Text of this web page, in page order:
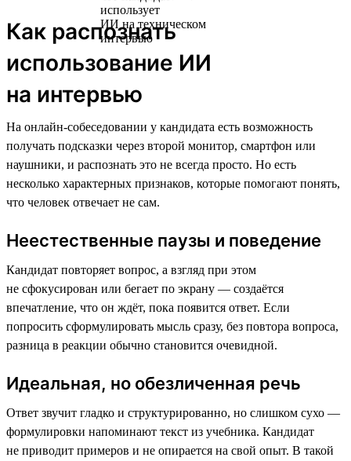
Как распознать
использование ИИ
на интервью
На онлайн-собеседовании у кандидата есть возможность
получать подсказки через второй монитор, смартфон или
наушники, и распознать это не всегда просто. Но есть
несколько характерных признаков, которые помогают понять,
что человек отвечает не сам.
Неестественные паузы и поведение
Кандидат повторяет вопрос, а взгляд при этом
не сфокусирован или бегает по экрану — создаётся
впечатление, что он ждёт, пока появится ответ. Если
попросить сформулировать мысль сразу, без повтора вопроса,
разница в реакции обычно становится очевидной.
Идеальная, но обезличенная речь
Ответ звучит гладко и структурированно, но слишком сухо —
формулировки напоминают текст из учебника. Кандидат
не приводит примеров и не опирается на свой опыт. В такой